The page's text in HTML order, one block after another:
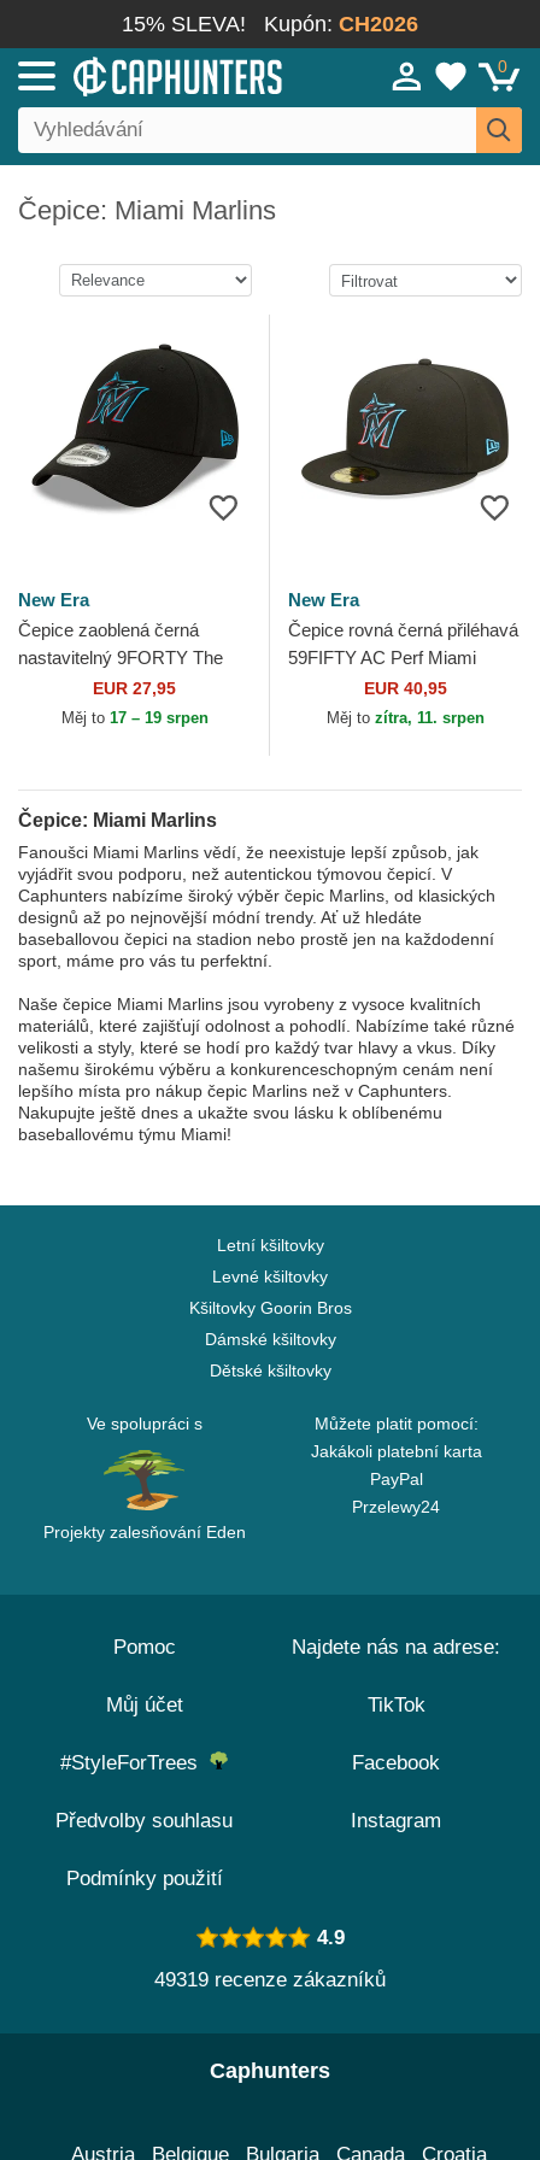
15% SLEVA! Kupón: CH2026
0
Čepice: Miami Marlins
New Era
Čepice zaoblená černá
nastavitelný 9FORTY The
League Miami Marlins MLB
New Era
EUR 27,95
Měj to 17 – 19 srpen
New Era
Čepice rovná černá přiléhavá
59FIFTY AC Perf Miami
Marlins MLB New Era
EUR 40,95
Měj to zítra, 11. srpen
Čepice: Miami Marlins
Fanoušci Miami Marlins vědí, že neexistuje lepší způsob, jak
vyjádřit svou podporu, než autentickou týmovou čepicí. V
Caphunters nabízíme široký výběr čepic Marlins, od klasických
designů až po nejnovější módní trendy. Ať už hledáte
baseballovou čepici na stadion nebo prostě jen na každodenní
sport, máme pro vás tu perfektní.
Naše čepice Miami Marlins jsou vyrobeny z vysoce kvalitních
materiálů, které zajišťují odolnost a pohodlí. Nabízíme také různé
velikosti a styly, které se hodí pro každý tvar hlavy a vkus. Díky
našemu širokému výběru a konkurenceschopným cenám není
lepšího místa pro nákup čepic Marlins než v Caphunters.
Nakupujte ještě dnes a ukažte svou lásku k oblíbenému
baseballovému týmu Miami!
Letní kšiltovky
Levné kšiltovky
Kšiltovky Goorin Bros
Dámské kšiltovky
Dětské kšiltovky
Ve spolupráci s
Projekty zalesňování Eden
Můžete platit pomocí:
Jakákoli platební karta
PayPal
Przelewy24
Pomoc
Můj účet
#StyleForTrees
Předvolby souhlasu
Podmínky použití
Najdete nás na adrese:
TikTok
Facebook
Instagram
4.9
49319 recenze zákazníků
Caphunters
Austria Belgique Bulgaria Canada Croatia